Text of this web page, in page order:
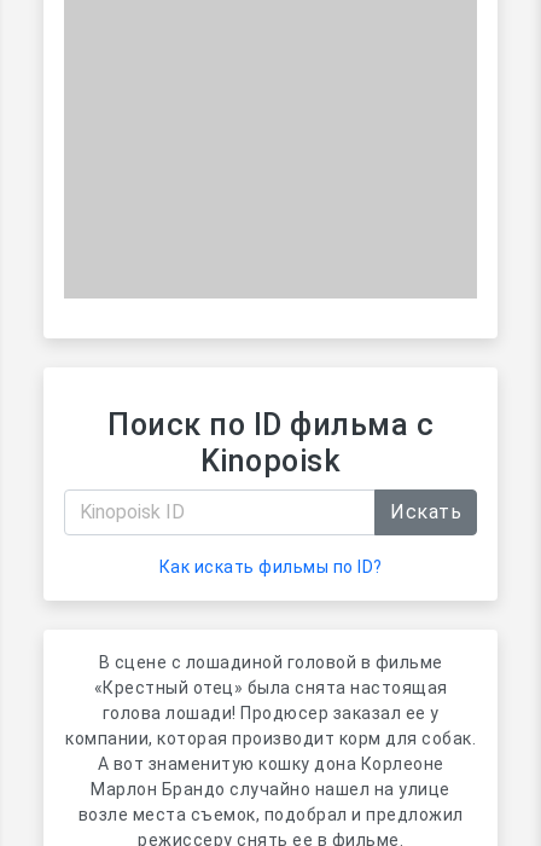
Поиск по ID фильма с
Kinopoisk
Искать
Как искать фильмы по ID?
В сцене с лошадиной головой в фильме
«Крестный отец» была снята настоящая
голова лошади! Продюсер заказал ее у
компании, которая производит корм для собак.
А вот знаменитую кошку дона Корлеоне
Марлон Брандо случайно нашел на улице
возле места съемок, подобрал и предложил
режиссеру снять ее в фильме.